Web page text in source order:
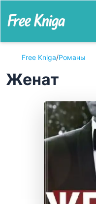
Free Kniga/Романы
Женат